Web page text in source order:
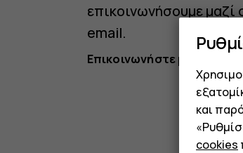
επικοινωνήσουμε
email.
Επικοινωνήστε μαζί μας
και
cookies